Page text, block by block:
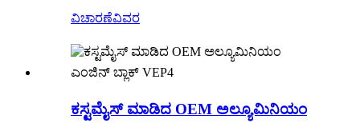
ವಿಚಾರಣೆವಿವರ
ಕಸ್ಟಮೈಸ್ ಮಾಡಿದ OEM ಅಲ್ಯೂಮಿನಿಯಂ